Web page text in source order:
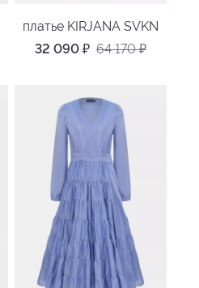
платье KIRJANA SVKN
32 090 ₽ 64 170₽